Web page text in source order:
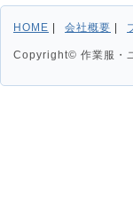
HOME 会社概要
Copyright© 作業服・